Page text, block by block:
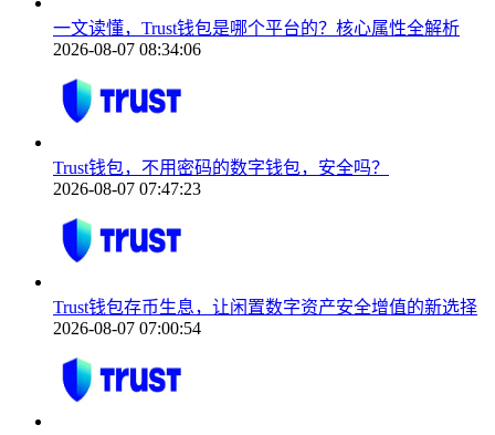
一文读懂，Trust钱包是哪个平台的？核心属性全解析
2026-08-07 08:34:06
Trust钱包，不用密码的数字钱包，安全吗？
2026-08-07 07:47:23
Trust钱包存币生息，让闲置数字资产安全增值的新选择
2026-08-07 07:00:54